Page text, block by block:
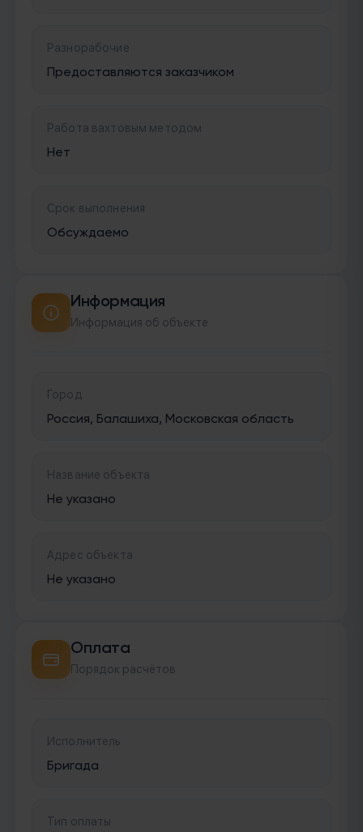
Разнорабочие
Предоставляются заказчиком
Работа вахтовым методом
Нет
Срок выполнения
Обсуждаемо
Информация
Информация об объекте
Город
Россия, Балашиха, Московская область
Название объекта
Не указано
Адрес объекта
Не указано
Оплата
Порядок расчётов
Исполнитель
Бригада
Тип оплаты